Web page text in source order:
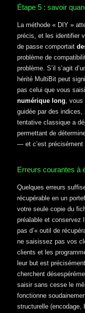
Étape 5 : savoir
La méthode « DIY »
précis, et les identifier
de passe comportait
problème de
problème. S’il s’agit
hérité MultiBit peut
pas celui que vous
numérique long ,
guidée par des
tentative classique a
permettant de
— et c’est précisément
Erreurs courantes à
Quelques erreurs
récupérable en un
votre seule copie du
préalable et conservez
pas d’« outil de
ne saisissez pas vos
clients et les
leur but est
cherchent
saisir sans cesse le
fonctionne
structurelle (encodage,